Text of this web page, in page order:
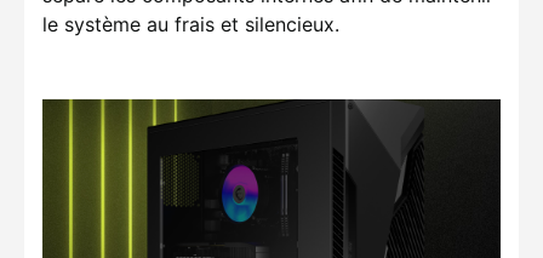
le système au frais et silencieux.